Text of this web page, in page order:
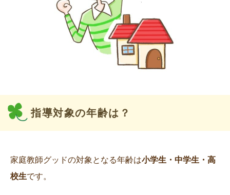
指導対象の年齢は？
家庭教師グッドの対象となる年齢は小学生・中学生・高
校生です。